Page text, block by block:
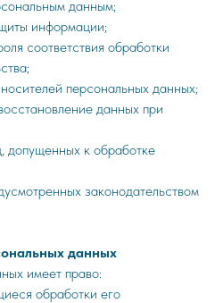
данным;
информации;
соответствия обработки
персональных данных;
данных при
допущенных к обработке
законодательством
данных
имеет право:
обработки его